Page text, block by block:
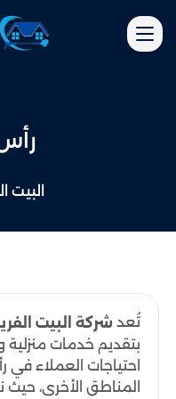
البيت
تُعد شركة البيت
بتقديم خدمات منزلية
احتياجات العملاء
المناطق الأخرى،